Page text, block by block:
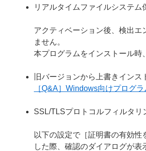
リアルタイムファイルシステム
アクティベーション後、検出
ません。
本プログラムをインストール時
旧バージョンから上書きイン
［Q&A］Windows向けプログ
SSL/TLSプロトコルフィルタリ
以下の設定で［証明書の有効
した際、確認のダイアログが